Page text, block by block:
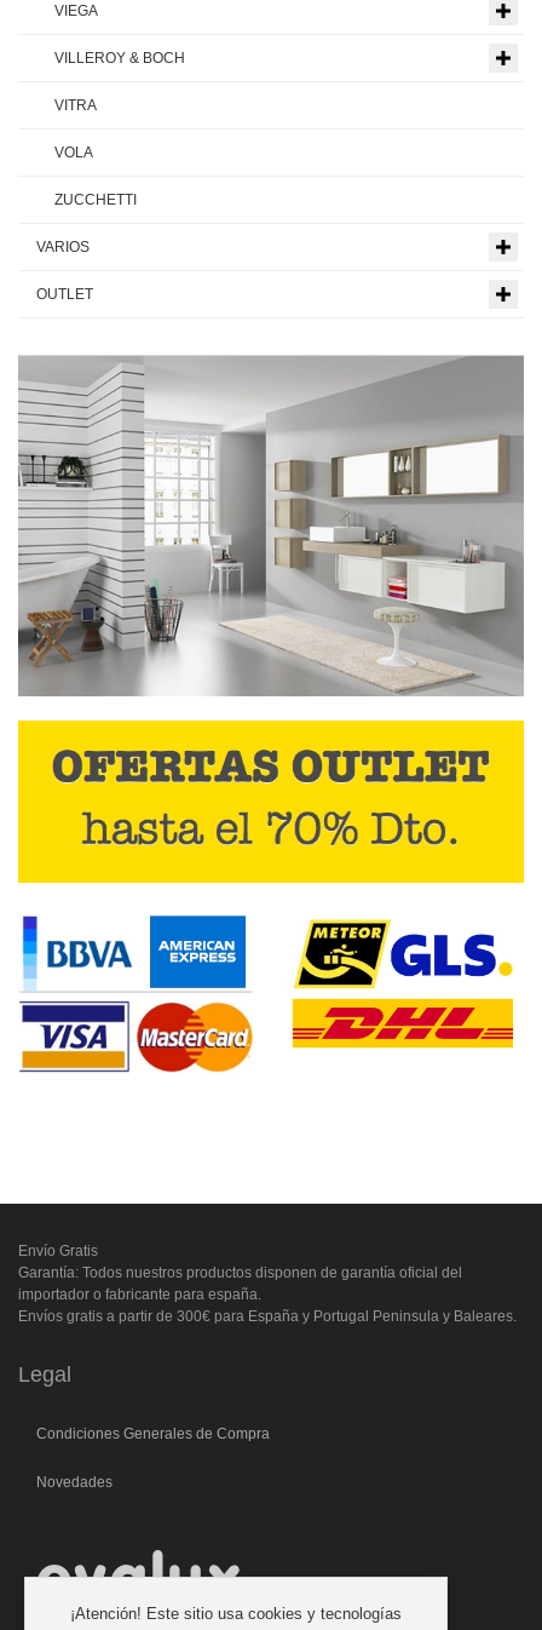
VIEGA
VILLEROY & BOCH
VITRA
VOLA
ZUCCHETTI
VARIOS
OUTLET
Envío Gratis
Garantía: Todos nuestros productos disponen de garantía oficial del
importador o fabricante para españa.
Envíos gratis a partir de 300€ para España y Portugal Peninsula y Baleares.
Legal
Condiciones Generales de Compra
Novedades
¡Atención! Este sitio usa cookies y tecnologías